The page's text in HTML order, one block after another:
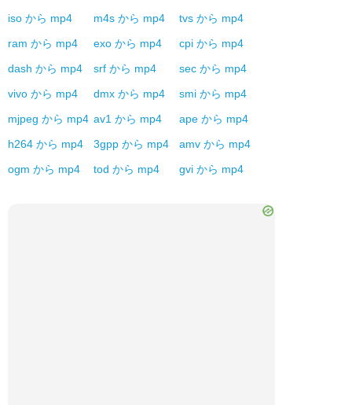
iso から mp4 m4s から mp4 tvs から mp4
ram から mp4 exo から mp4 cpi から mp4
dash から mp4 srf から mp4 sec から mp4
vivo から mp4 dmx から mp4 smi から mp4
mjpeg から mp4 av1 から mp4 ape から mp4
h264 から mp4 3gpp から mp4 amv から mp4
ogm から mp4 tod から mp4 gvi から mp4